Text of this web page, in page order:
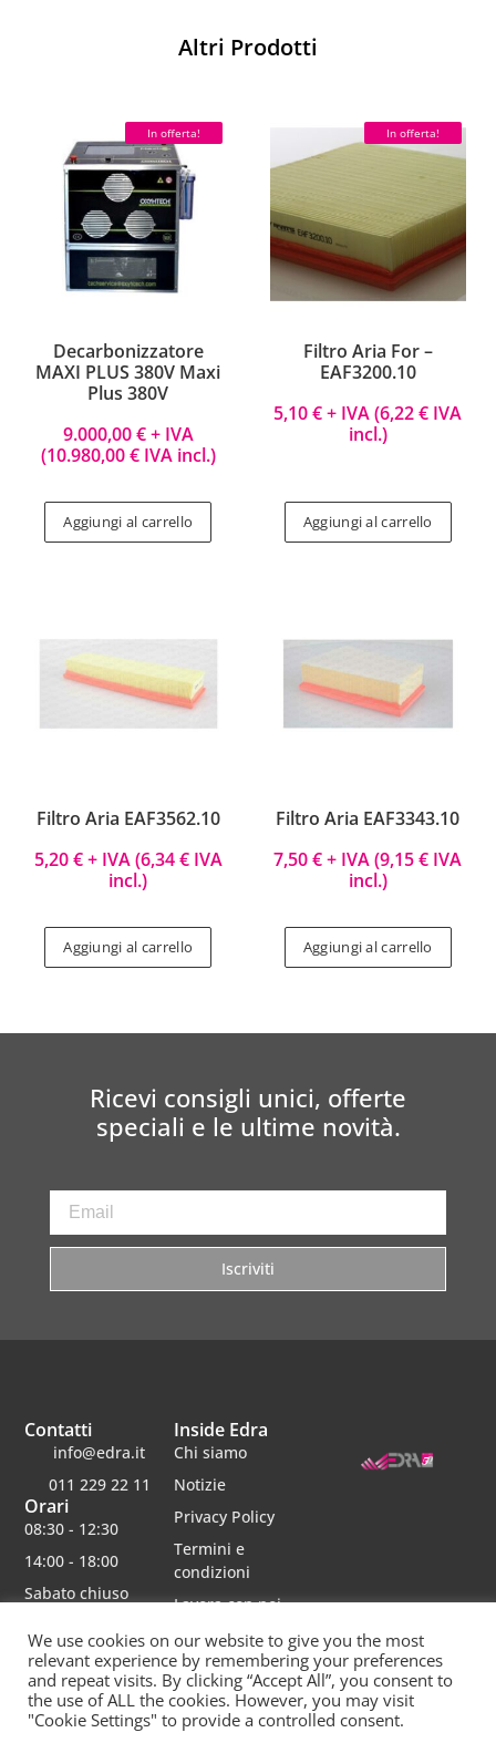
Altri Prodotti
In offerta!
Decarbonizzatore
MAXI PLUS 380V Maxi
Plus 380V
9.000,00€+ IVA
(10.980,00€IVA incl.)
Aggiungi al carrello
In offerta!
Filtro Aria For –
EAF3200.10
5,10€+ IVA (6,22€ IVA
incl.)
Aggiungi al carrello
Filtro Aria EAF3562.10
5,20€+ IVA (6,34€IVA
incl.)
Aggiungi al carrello
Filtro Aria EAF3343.10
7,50€+ IVA (9,15€ IVA
incl.)
Aggiungi al carrello
Ricevi consigli unici, offerte
speciali e le ultime novità.
Iscriviti
Inside Edra
Chi siamo
Notizie
Privacy Policy
Termini e
condizioni
Lavora con noi
Contatti
info@edra.it
011 229 22 11
Orari
08:30 - 12:30
14:00 - 18:00
Sabato chiuso
Edra srl | Via schiaparelli 16 | 10148 torino | p.iva 06482750012 | Capitale Sociale 30000 interamente
versato | rea 790234 registro imprese re
Questo sito è protetto da Google reCAPTCHA v3,Privacy PolicyeTerms of Service
We use cookies on our website to give you the most
relevant experience by remembering your preferences
and repeat visits. By clicking “Accept All”, you consent to
the use of ALL the cookies. However, you may visit
"Cookie Settings" to provide a controlled consent.